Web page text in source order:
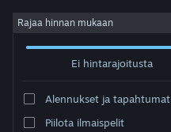
Kirjaudu sisään
Rajaa hinnan mukaan
Ei hintarajoitusta
Alennukset ja tapahtumat
Piilota ilmaispelit
Kehittäjä: Benjamin Soulé